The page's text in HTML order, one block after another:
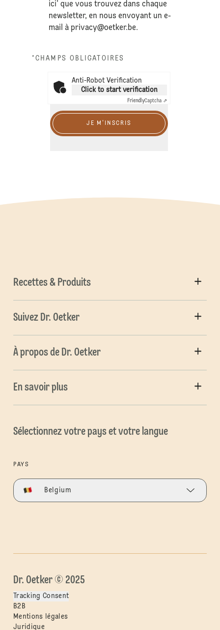
ici' que vous trouvez dans chaque
newsletter, en nous envoyant un e-
mail àprivacy@oetker.be.
*CHAMPS OBLIGATOIRES
Anti-Robot Verification
Click to start verification
FriendlyCaptcha ⇗
JE M'INSCRIS
Recettes & Produits
Suivez Dr. Oetker
À propos de Dr. Oetker
En savoir plus
Sélectionnez votre pays et votre langue
PAYS
Belgium
Dr. Oetker © 2025
Tracking Consent
B2B
Mentions légales
Juridique